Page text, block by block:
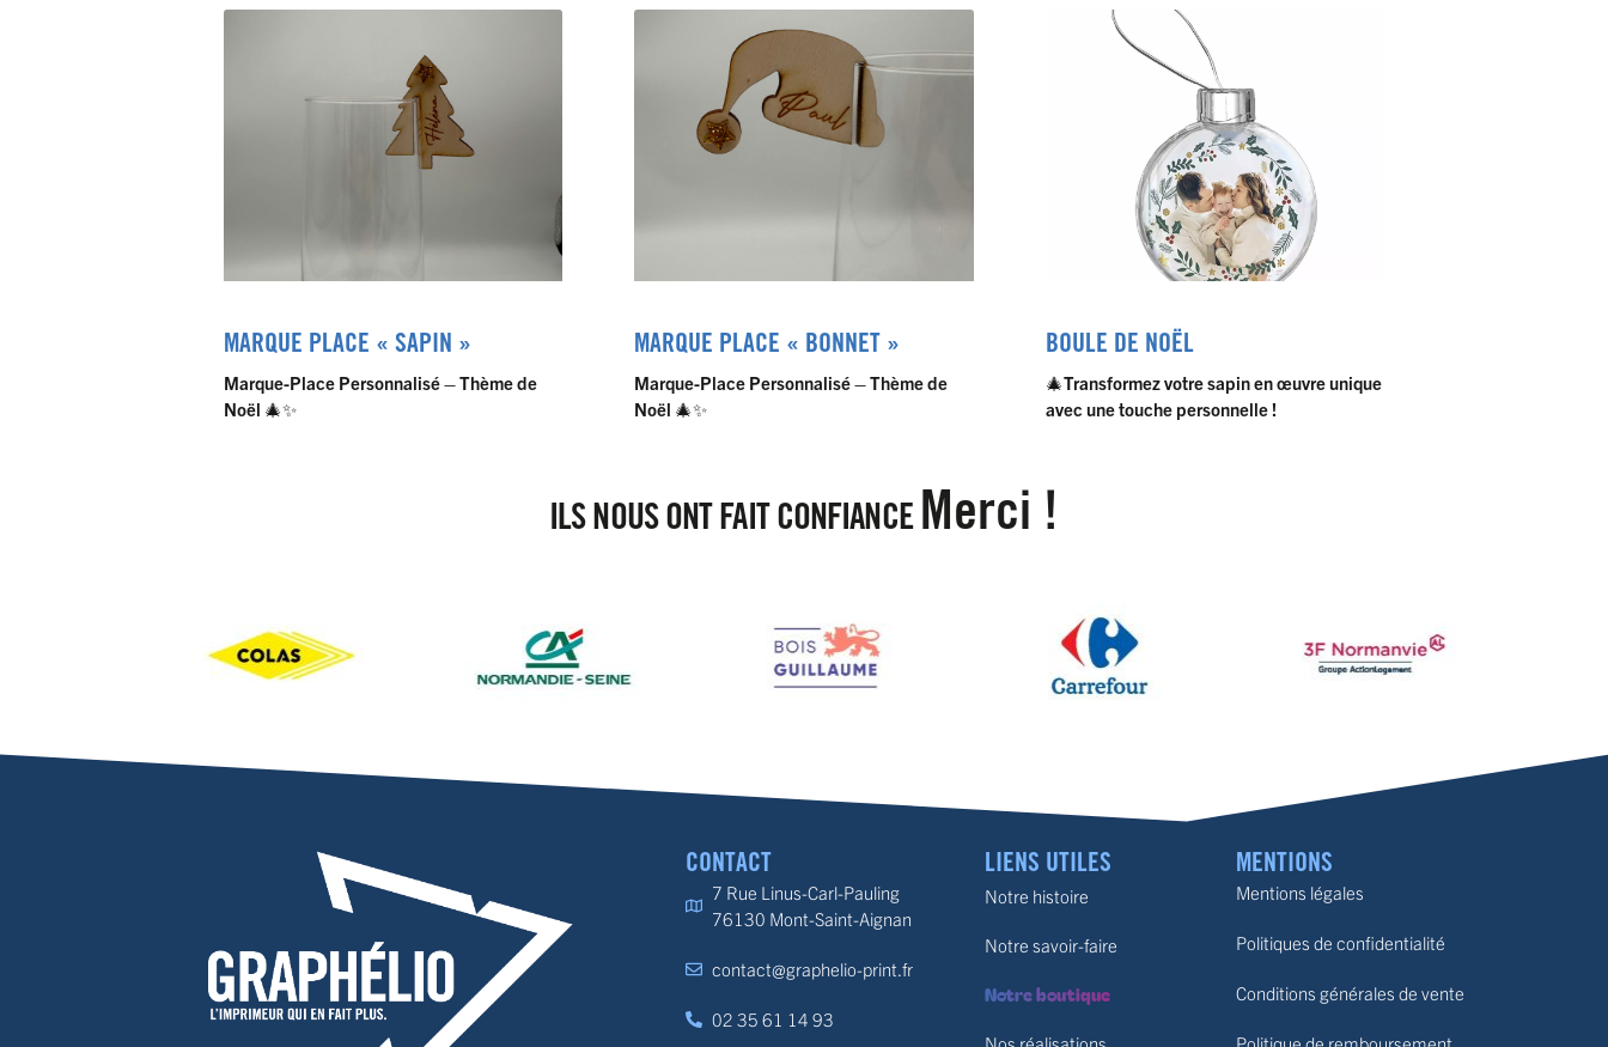
MARQUE PLACE « SAPIN »
Marque-Place Personnalisé – Thème de
Noël 🎄✨
MARQUE PLACE « BONNET »
Marque-Place Personnalisé – Thème de
Noël 🎄✨
BOULE DE NOËL
🎄Transformez votre sapin en œuvre unique
avec une touche personnelle !
ILS NOUS ONT FAIT CONFIANCE Merci !
CONTACT
7 Rue Linus-Carl-Pauling
76130 Mont-Saint-Aignan
contact@graphelio-print.fr
02 35 61 14 93
LIENS UTILES
Notre histoire
Notre savoir-faire
Notre boutique
Nos réalisations
MENTIONS
Mentions légales
Politiques de confidentialité
Conditions générales de vente
Politique de remboursement